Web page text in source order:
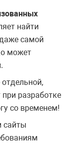
найти
самой
может
разработке
со временем!
сайты